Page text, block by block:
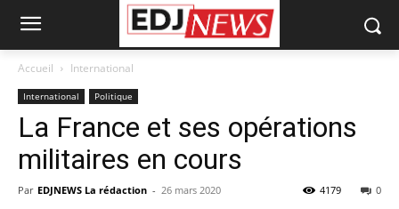
Accueil International
International Politique
La France et ses opérations
militaires en cours
Par EDJNEWS La rédaction - 26 mars 2020 0
4179